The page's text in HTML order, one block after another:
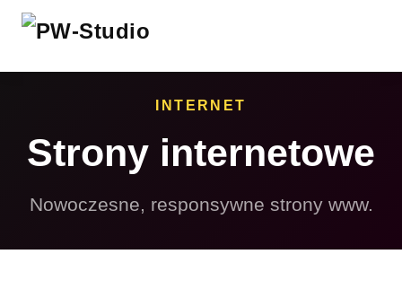
INTERNET
Strony internetowe
Nowoczesne, responsywne strony www.